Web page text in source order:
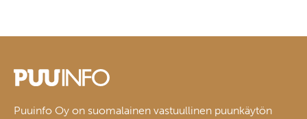
Puuinfo Oy on suomalainen vastuullinen puunkäytön